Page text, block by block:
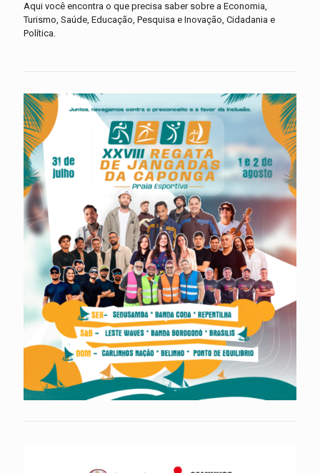
Aqui você encontra o que precisa saber sobre a Economia,
Turismo, Saúde, Educação, Pesquisa e Inovação, Cidadania e
Política.